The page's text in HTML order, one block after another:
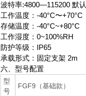
波特率:4800—115200 默
工作温度：-40°C〜+70°C
存储温度：-40°C~+80°C
工作湿度：0~100%RH
防护等级：IP65
承载形式：固定支架 2m
六、型号配置
型
号
FGF9（基础款）